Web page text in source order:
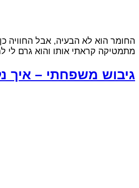
החומר הוא לא הבעיה, אבל החוויה
מתמטיקה קראתי אותו והוא גרם לי
גיבוש משפחתי – איך